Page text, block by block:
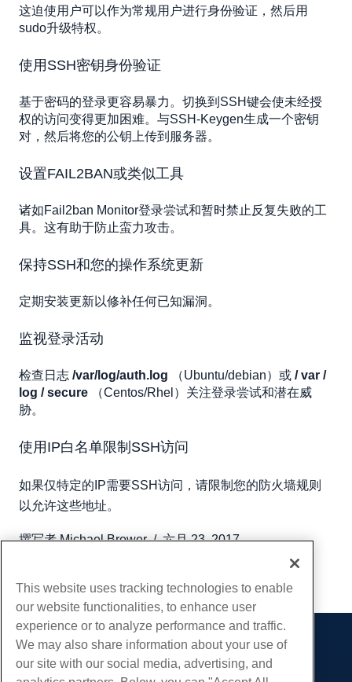
这迫使用户可以作为常规用户进行身份验证，然后用
sudo升级特权。
使用SSH密钥身份验证
基于密码的登录更容易暴力。切换到SSH键会使未经授
权的访问变得更加困难。与SSH-Keygen生成一个密钥
对，然后将您的公钥上传到服务器。
设置FAIL2BAN或类似工具
诸如Fail2ban Monitor登录尝试和暂时禁止反复失败的工
具。这有助于防止蛮力攻击。
保持SSH和您的操作系统更新
定期安装更新以修补任何已知漏洞。
监视登录活动
检查日志 /var/log/auth.log （Ubuntu/debian）或 / var /
log / secure （Centos/Rhel）关注登录尝试和潜在威
胁。
使用IP白名单限制SSH访问
如果仅特定的IP需要SSH访问，请限制您的防火墙规则
以允许这些地址。
撰写者 Michael Brower/六月 23, 2017
产品展示
虚拟主机
This website uses tracking technologies to enable
our website functionalities, to enhance user
experience or to analyze performance and traffic.
We may also share information about your use of
our site with our social media, advertising, and